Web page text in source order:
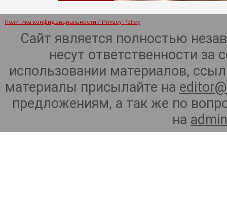
Политика конфиденциальности / Privacy Policy
Сайт является полностью
несут ответственности
использовании материалов,
материалы присылайте на
предложениям, а так же по
на